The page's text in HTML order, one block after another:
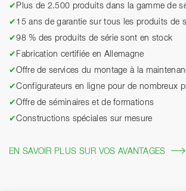
✔ Plus de 2.500 produits dans la gamme de
✔ 15 ans de garantie sur tous les produits de
✔98 % des produits de série sont en stock
✔ Fabrication certifiée en Allemagne
✔Offre de services du montage à la
✔Configurateurs en ligne pour de nombreux
✔Offre de séminaires et de formations
✔Constructions spéciales sur mesure
EN SAVOIR PLUS SUR VOS AVANTAGES